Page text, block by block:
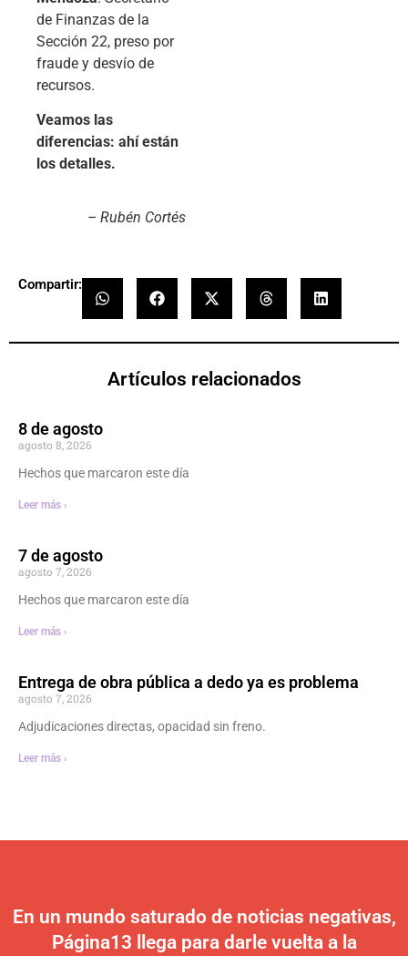
de Finanzas de la
Sección 22, preso por
fraude y desvío de
recursos.
Veamos las
diferencias: ahí están
los detalles.
– Rubén Cortés
Compartir:
Artículos relacionados
8 de agosto
agosto 8, 2026
Hechos que marcaron este día
Leer más ›
7 de agosto
agosto 7, 2026
Hechos que marcaron este día
Leer más ›
Entrega de obra pública a dedo ya es problema
agosto 7, 2026
Adjudicaciones directas, opacidad sin freno.
Leer más ›
En un mundo saturado de noticias negativas,
Página13 llega para darle vuelta a la